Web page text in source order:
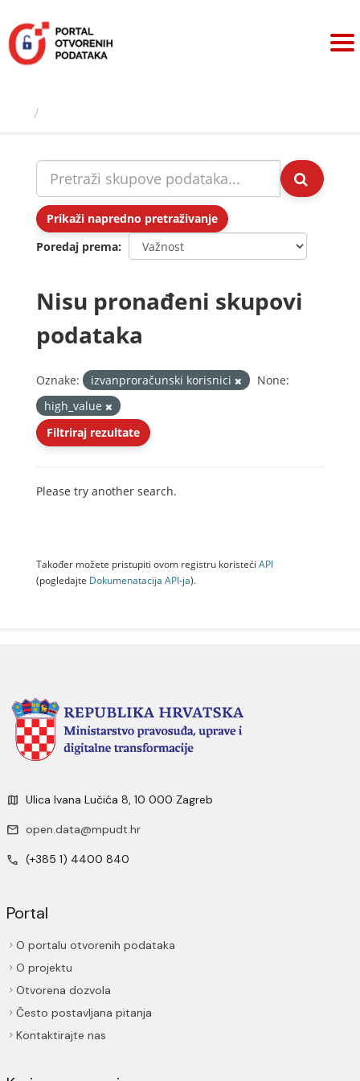
sadržaj
Prikaži napredno pretraživanje
Poredaj prema
Nisu pronađeni skupovi
podataka
Oznake: izvanproračunski korisnici
None:
high_value
Filtriraj rezultate
Please try another search.
Također možete pristupiti ovom registru koristeći API
(pogledajte Dokumenаtаcijа API-jа).